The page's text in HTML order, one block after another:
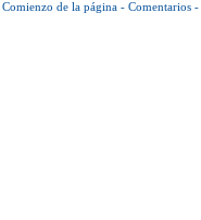
Comienzo de la página - Comentarios -